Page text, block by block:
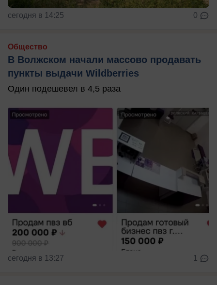
сегодня в 14:25 0
Общество
В Волжском начали массово продавать
пункты выдачи Wildberries
Один подешевел в 4,5 раза
сегодня в 13:27 1